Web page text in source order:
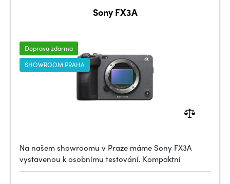
Sony FX3A
Doprava zdarma
SHOWROOM PRAHA
Na našem showroomu v Praze máme Sony FX3A
vystavenou k osobnímu testování. Kompaktní